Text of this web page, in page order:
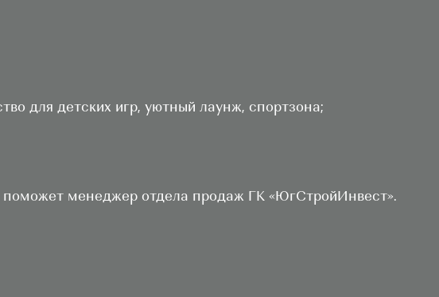
для детских игр, уютный лаунж, спортзона;
поможет менеджер отдела продаж ГК «ЮгСтройИнвест».